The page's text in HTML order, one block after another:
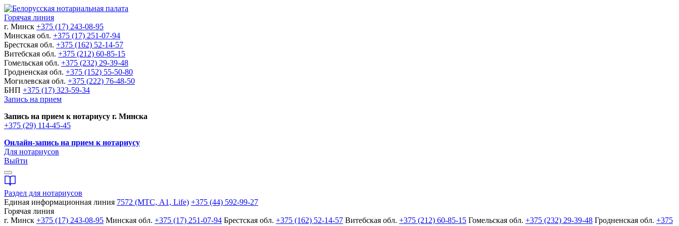
Горячая линия
г. Минск +375 (17) 243-08-95
Минская обл. +375 (17) 251-07-94
Брестская обл. +375 (162) 52-14-57
Витебская обл. +375 (212) 60-85-15
Гомельская обл. +375 (232) 29-39-48
Гродненская обл. +375 (152) 55-50-80
Могилевская обл. +375 (222) 76-48-50
БНП +375 (17) 323-59-34
Запись на прием
Запись на прием к нотариусу г. Минска
+375 (29) 114-45-45
Онлайн-запись на прием к нотариусу
Для нотариусов
Выйти
Раздел для нотариусов
Единая информационная линия 7572 (МТС, A1, Life) +375 (44) 592-99-27
Горячая линия
г. Минск +375 (17) 243-08-95 Минская обл. +375 (17) 251-07-94 Брестская обл. +375 (162) 52-14-57 Витебская обл. +375 (212) 60-85-15 Гомельская обл. +375 (232) 29-39-48 Гродненская обл. +375